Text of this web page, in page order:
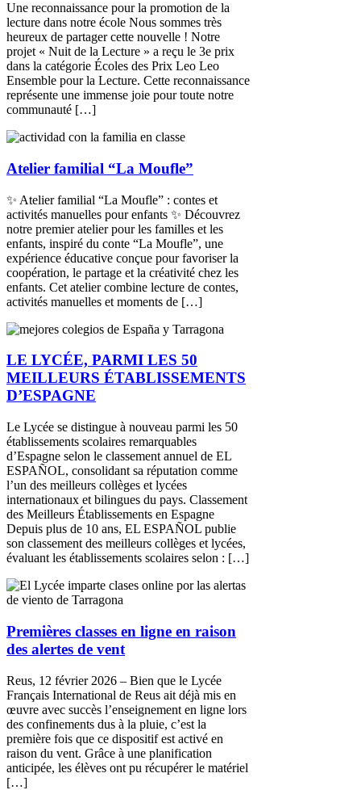
Une reconnaissance pour la promotion de la
lecture dans notre école Nous sommes très
heureux de partager cette nouvelle ! Notre
projet « Nuit de la Lecture » a reçu le 3e prix
dans la catégorie Écoles des Prix Leo Leo
Ensemble pour la Lecture. Cette reconnaissance
représente une immense joie pour toute notre
communauté […]
Atelier familial “La Moufle”
✨ Atelier familial “La Moufle” : contes et
activités manuelles pour enfants ✨ Découvrez
notre premier atelier pour les familles et les
enfants, inspiré du conte “La Moufle”, une
expérience éducative conçue pour favoriser la
coopération, le partage et la créativité chez les
enfants. Cet atelier combine lecture de contes,
activités manuelles et moments de […]
LE LYCÉE, PARMI LES 50
MEILLEURS ÉTABLISSEMENTS
D’ESPAGNE
Le Lycée se distingue à nouveau parmi les 50
établissements scolaires remarquables
d’Espagne selon le classement annuel de EL
ESPAÑOL, consolidant sa réputation comme
l’un des meilleurs collèges et lycées
internationaux et bilingues du pays. Classement
des Meilleurs Établissements en Espagne
Depuis plus de 10 ans, EL ESPAÑOL publie
son classement des meilleurs collèges et lycées,
évaluant les établissements scolaires selon : […]
Premières classes en ligne en raison
des alertes de vent
Reus, 12 février 2026 – Bien que le Lycée
Français International de Reus ait déjà mis en
œuvre avec succès l’enseignement en ligne lors
des confinements dus à la pluie, c’est la
première fois que ce dispositif est activé en
raison du vent. Grâce à une planification
anticipée, les élèves ont pu récupérer le matériel
[…]